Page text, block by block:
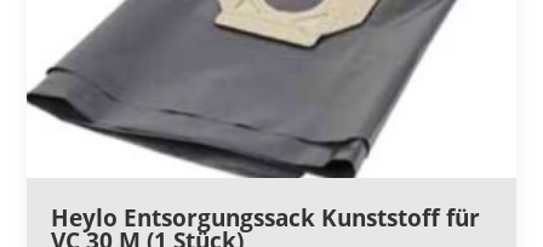
Heylo Entsorgungssack Kunststoff für